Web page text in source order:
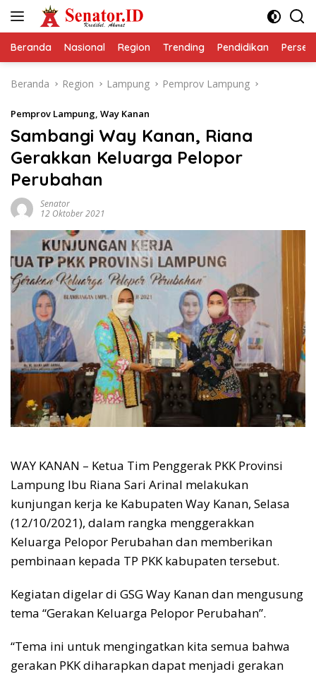
Beranda Nasional Region Trending Pendidikan
Beranda Region Lampung Pemprov Lampung
Pemprov Lampung, Way Kanan
Sambangi Way Kanan, Riana
Gerakkan Keluarga Pelopor
Perubahan
Senator
12 Oktober 2021
WAY KANAN – Ketua Tim Penggerak PKK Provinsi
Lampung Ibu Riana Sari Arinal melakukan
kunjungan kerja ke Kabupaten Way Kanan, Selasa
(12/10/2021), dalam rangka menggerakkan
Keluarga Pelopor Perubahan dan memberikan
pembinaan kepada TP PKK kabupaten tersebut.
Kegiatan digelar di GSG Way Kanan dan mengusung
tema “Gerakan Keluarga Pelopor Perubahan”.
“Tema ini untuk mengingatkan kita semua bahwa
gerakan PKK diharapkan dapat menjadi gerakan